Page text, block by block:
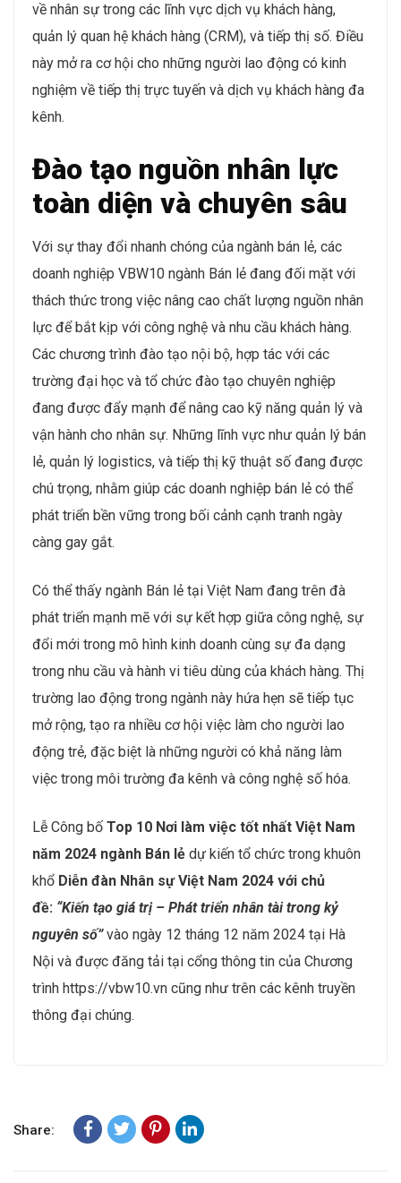
về nhân sự trong các lĩnh vực dịch vụ khách hàng,
quản lý quan hệ khách hàng (CRM), và tiếp thị số. Điều
này mở ra cơ hội cho những người lao động có kinh
nghiệm về tiếp thị trực tuyến và dịch vụ khách hàng đa
kênh.
Đào tạo nguồn nhân lực
toàn diện và chuyên sâu
Với sự thay đổi nhanh chóng của ngành bán lẻ, các
doanh nghiệp VBW10 ngành Bán lẻ đang đối mặt với
thách thức trong việc nâng cao chất lượng nguồn nhân
lực để bắt kịp với công nghệ và nhu cầu khách hàng.
Các chương trình đào tạo nội bộ, hợp tác với các
trường đại học và tổ chức đào tạo chuyên nghiệp
đang được đẩy mạnh để nâng cao kỹ năng quản lý và
vận hành cho nhân sự. Những lĩnh vực như quản lý bán
lẻ, quản lý logistics, và tiếp thị kỹ thuật số đang được
chú trọng, nhằm giúp các doanh nghiệp bán lẻ có thể
phát triển bền vững trong bối cảnh cạnh tranh ngày
càng gay gắt.
Có thể thấy ngành Bán lẻ tại Việt Nam đang trên đà
phát triển mạnh mẽ với sự kết hợp giữa công nghệ, sự
đổi mới trong mô hình kinh doanh cùng sự đa dạng
trong nhu cầu và hành vi tiêu dùng của khách hàng. Thị
trường lao động trong ngành này hứa hẹn sẽ tiếp tục
mở rộng, tạo ra nhiều cơ hội việc làm cho người lao
động trẻ, đặc biệt là những người có khả năng làm
việc trong môi trường đa kênh và công nghệ số hóa.
Lễ Công bố Top 10 Nơi làm việc tốt nhất Việt Nam
năm 2024 ngành Bán lẻ dự kiến tổ chức trong khuôn
khổ Diễn đàn Nhân sự Việt Nam 2024 với chủ
đề: “Kiến tạo giá trị – Phát triển nhân tài trong kỷ
nguyên số”vào ngày 12 tháng 12 năm 2024 tại Hà
Nội và được đăng tải tại cổng thông tin của Chương
trình https://vbw10.vn cũng như trên các kênh truyền
thông đại chúng.
Share: